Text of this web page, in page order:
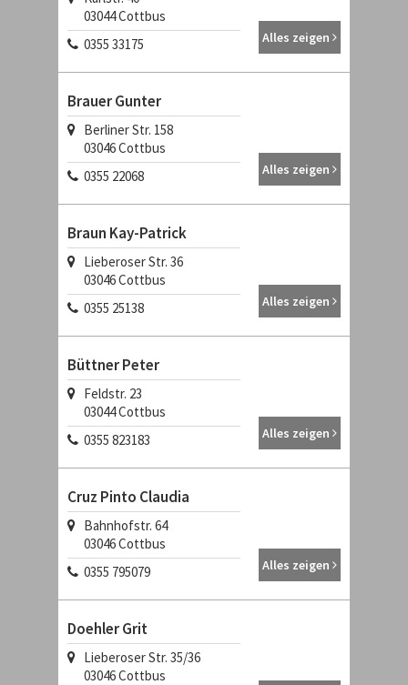
03044 Cottbus
0355 33175
Alles zeigen
Brauer Gunter
Berliner Str. 158
03046 Cottbus
0355 22068
Alles zeigen
Braun Kay-Patrick
Lieberoser Str. 36
03046 Cottbus
0355 25138
Alles zeigen
Büttner Peter
Feldstr. 23
03044 Cottbus
0355 823183
Alles zeigen
Cruz Pinto Claudia
Bahnhofstr. 64
03046 Cottbus
0355 795079
Alles zeigen
Doehler Grit
Lieberoser Str. 35/36
03046 Cottbus